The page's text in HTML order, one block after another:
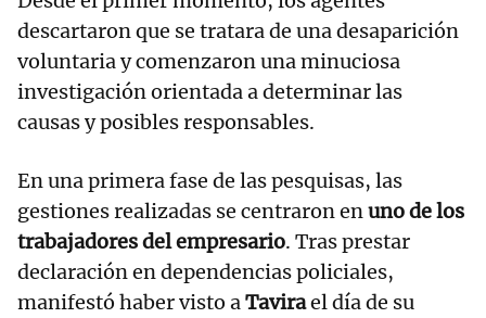
descartaron que se tratara de una desaparición
voluntaria y comenzaron una minuciosa
investigación orientada a determinar las
causas y posibles responsables.
En una primera fase de las pesquisas, las
gestiones realizadas se centraron enuno de los
trabajadores del empresario. Tras prestar
declaración en dependencias policiales,
manifestó haber visto aTavirael día de su